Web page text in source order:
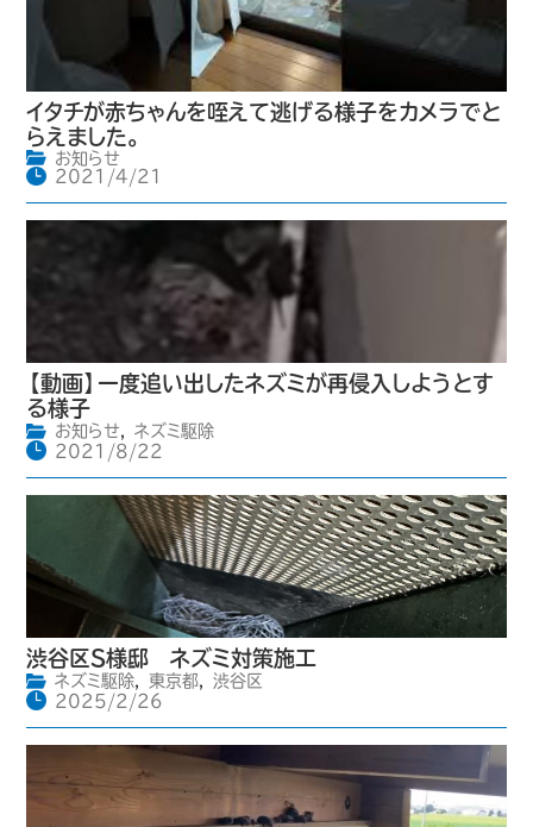
イタチが赤ちゃんを咥えて逃げる様子をカメラでと
らえました。
お知らせ
2021/4/21
【動画】一度追い出したネズミが再侵入しようとす
る様子
お知らせ,
ネズミ駆除
2021/8/22
渋谷区S様邸 ネズミ対策施工
ネズミ駆除, 東京都,
渋谷区
2025/2/26